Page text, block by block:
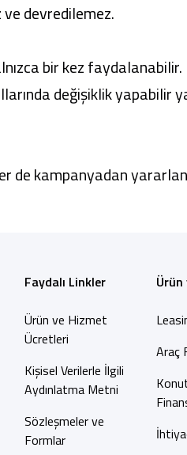
devredilemez.
bir kez faydalanabilir.
değişiklik yapabilir
de kampanyadan
Faydalı Linkler
Ürün ve Hizmet
Ücretleri
Kişisel Verilerle İlgili
Aydınlatma Metni
Sözleşmeler ve
Formlar
Araç